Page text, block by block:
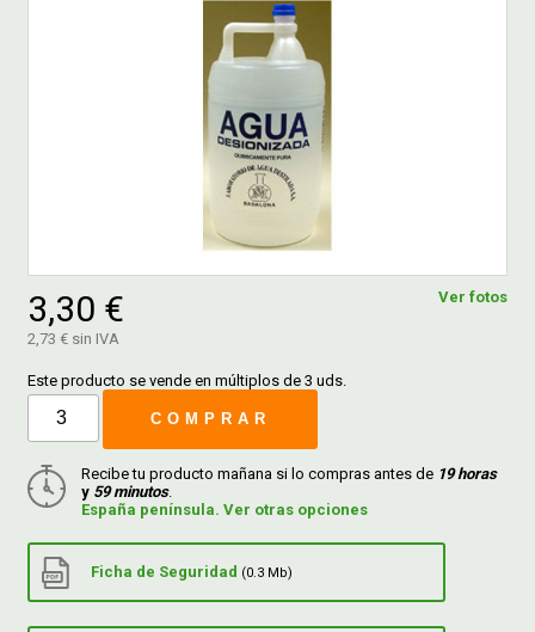
Ver fotos
3,30 €
2,73 € sin IVA
Este producto se vende en múltiplos de 3 uds.
COMPRAR
Recibe tu producto mañana si lo compras antes de 19 horas
y 59 minutos.
España península. Ver otras opciones
Ficha de Seguridad (0.3 Mb)
NOVEDADES
BLOG
CONTACTAR
DESPIECE
GUÍAS